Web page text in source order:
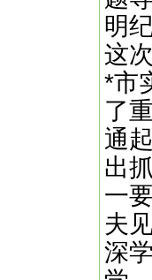
明
这
*市
了
通
出
一
夫
深